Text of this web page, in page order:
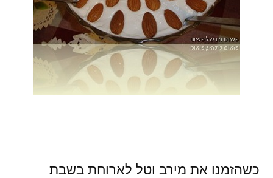
כשהזמנו את מירב וטל לארוחת בשבת